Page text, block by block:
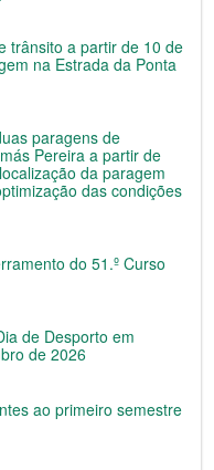
trânsito a partir de 10 de
na Estrada da Ponta
paragens de
Pereira a partir de
da paragem
das condições
do 51.º Curso
de Desporto em
de 2026
ao primeiro semestre